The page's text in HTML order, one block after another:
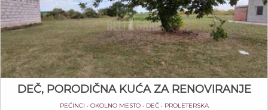
DEČ, PORODIČNA KUĆA ZA RENOVIRANJE
PEĆINCI • OKOLNO MESTO • DEČ • PROLETERSKA